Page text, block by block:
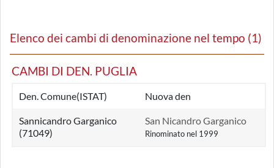
Elenco dei cambi di denominazione nel tempo (1)
CAMBI DI DEN. PUGLIA
Den. Comune(ISTAT) Nuova den
Sannicandro Garganico
(71049)
San Nicandro Garganico
Rinominato nel 1999